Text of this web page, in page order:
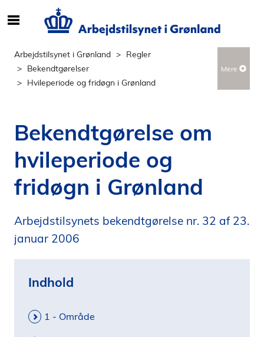
e
f
i
d
o
d
s
d
n
Arbejdstilsynet i Grønland
Regler
Bekendtgørelser
Hvileperiode og fridøgn i Grønland
Mere
Bekendtgørelse om
hvileperiode og
fridøgn i Grønland
Arbejdstilsynets bekendtgørelse nr. 32 af 23.
januar 2006
Indhold
1 - Område